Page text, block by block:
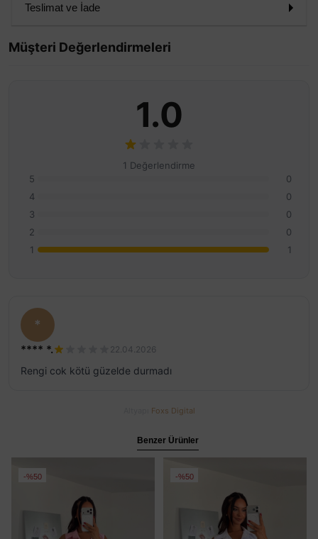
Teslimat ve İade
Müşteri Değerlendirmeleri
1.0
1 Değerlendirme
5
0
4
0
3
0
2
0
1
1
*
**** *. 22.04.2026
Rengi cok kötü güzelde durmadı
Foxs Digital
Benzer Ürünler
%50 %50